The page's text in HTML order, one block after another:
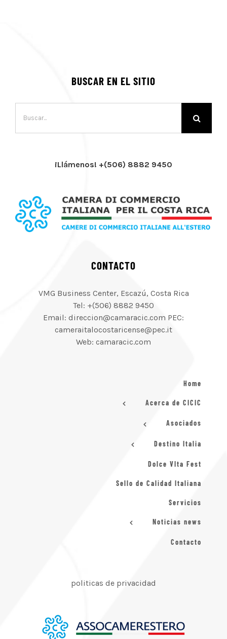
BUSCAR EN EL SITIO
¡Llámenos! +(506) 8882 9450
CONTACTO
VMG Business Center, Escazú, Costa Rica
Tel: +(506) 8882 9450
Email: direccion@camaracic.com PEC:
cameraitalocostaricense@pec.it
Web: camaracic.com
Home
Acerca de CICIC
Asociados
Destino Italia
Dolce VIta Fest
Sello de Calidad Italiana
Servicios
Noticias news
Contacto
politicas de privacidad